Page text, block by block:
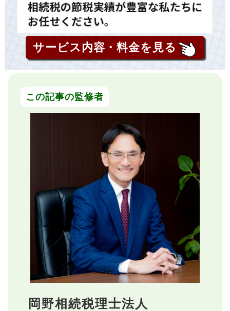
サービス内容・料金を見る
この記事の監修者
岡野相続税理士法人